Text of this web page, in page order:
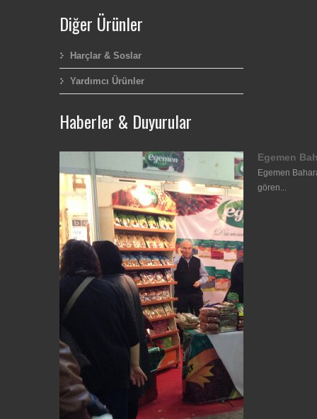
Diğer Ürünler
Harçlar & Soslar
Yardımcı Ürünler
Haberler & Duyurular
Egemen
Egemen
gören...